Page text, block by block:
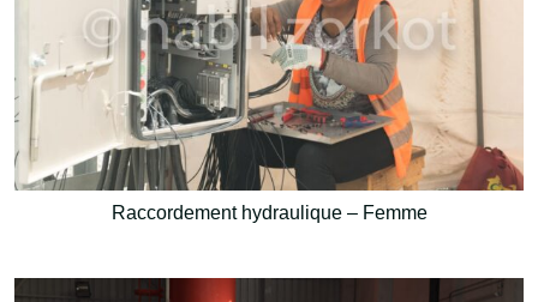
Raccordement hydraulique – Femme